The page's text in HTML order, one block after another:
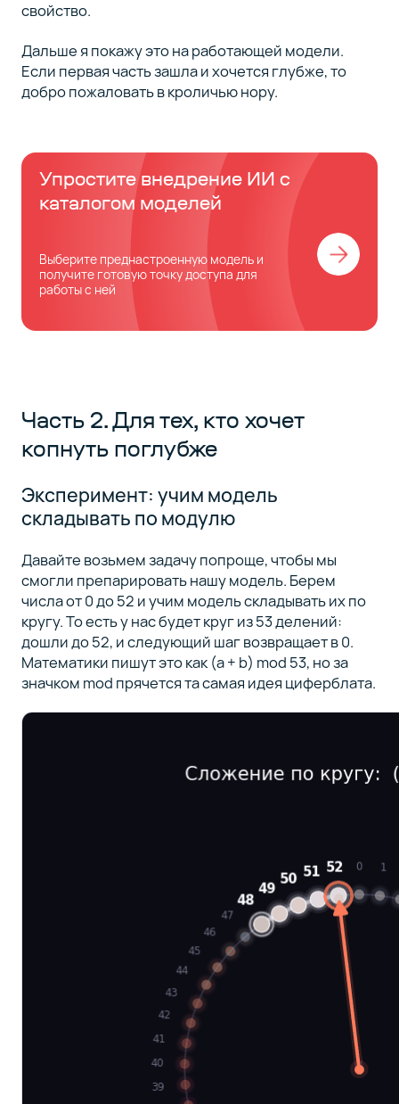
свойство.
Дальше я покажу это на работающей модели.
Если первая часть зашла и хочется глубже, то
добро пожаловать в кроличью нору.
Упростите внедрение ИИ с
каталогом моделей
Выберите преднастроенную модель и
получите готовую точку доступа для
работы с ней
Часть 2. Для тех, кто хочет
копнуть поглубже
Эксперимент: учим модель
складывать по модулю
Давайте возьмем задачу попроще, чтобы мы
смогли препарировать нашу модель. Берем
числа от 0 до 52 и учим модель складывать их по
кругу. То есть у нас будет круг из 53 делений:
дошли до 52, и следующий шаг возвращает в 0.
Математики пишут это как (a + b) mod 53, но за
значком mod прячется та самая идея циферблата.